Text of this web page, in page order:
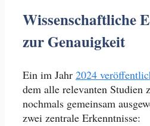
Wissenschaftliche
zur Genauigkeit
Ein im Jahr 2024
dem alle relevanten Studien
nochmals gemeinsam
zwei zentrale Erkenntnisse: